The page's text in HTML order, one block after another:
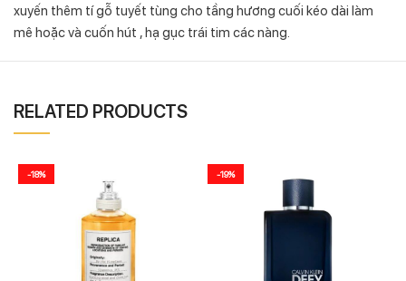
xuyến thêm tí gỗ tuyết tùng cho tầng hương cuối kéo dài làm
mê hoặc và cuốn hút , hạ gục trái tim các nàng.
RELATED PRODUCTS
-18% -19%